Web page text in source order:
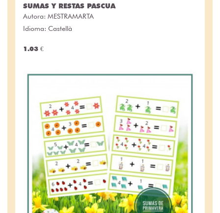
SUMAS Y RESTAS PASCUA
Autora: MESTRAMARTA
Idioma: Castellà
1.03 €